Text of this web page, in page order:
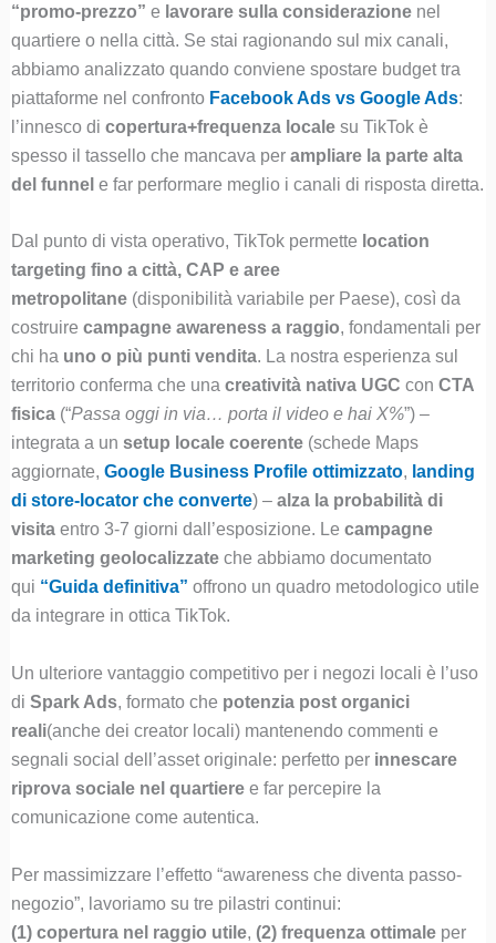
“promo-prezzo” e lavorare sulla considerazionenel
quartiere o nella città. Se stai ragionando sul mix canali,
abbiamo analizzato quando conviene spostare budget tra
piattaforme nel confronto Facebook Ads vs Google Ads:
l’innesco di copertura+frequenza localesu TikTok è
spesso il tassello che mancava per ampliare la parte alta
del funnel e far performare meglio i canali di risposta diretta.
Dal punto di vista operativo, TikTok permette location
targeting fino a città, CAP e aree
metropolitane(disponibilità variabile per Paese), così da
costruire campagne awareness a raggio, fondamentali per
chi ha uno o più punti vendita. La nostra esperienza sul
territorio conferma che una creatività nativa UGC con CTA
fisica(“Passa oggi in via… porta il video e hai X%”) –
integrata a un setup locale coerente(schede Maps
aggiornate, Google Business Profile ottimizzato, landing
di store-locator che converte) – alza la probabilità di
visitaentro 3-7 giorni dall’esposizione. Le campagne
marketing geolocalizzateche abbiamo documentato
qui “Guida definitiva” offrono un quadro metodologico utile
da integrare in ottica TikTok.
Un ulteriore vantaggio competitivo per i negozi locali è l’uso
di Spark Ads, formato che potenzia post organici
reali(anche dei creator locali) mantenendo commenti e
segnali social dell’asset originale: perfetto per innescare
riprova sociale nel quartieree far percepire la
comunicazione come autentica.
Per massimizzare l’effetto “awareness che diventa passo-
negozio”, lavoriamo su tre pilastri continui:
(1) copertura nel raggio utile, (2) frequenza ottimaleper